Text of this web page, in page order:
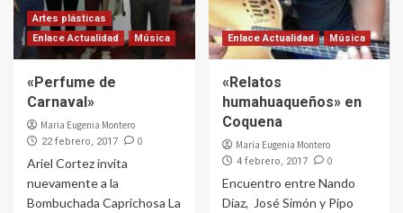
Artes plásticas
Enlace Actualidad
Música
«Perfume de
Carnaval»
Maria Eugenia Montero
22 febrero, 2017 0
Ariel Cortez invita
nuevamente a la
Bombuchada Caprichosa La
Enlace Actualidad Música
«Relatos
humahuaqueños» en
Coquena
Maria Eugenia Montero
4 febrero, 2017 0
Encuentro entre Nando
Díaz, José Simón y Pipo